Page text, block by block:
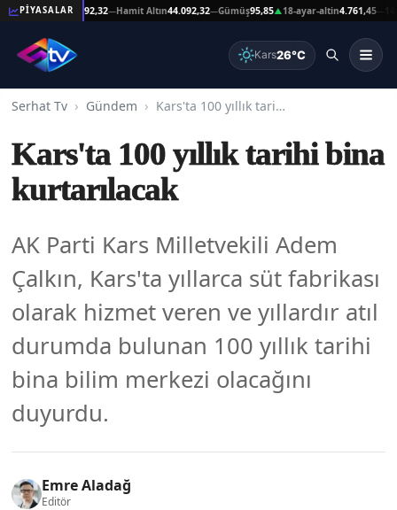
PİYASALAR
Altın44.092,32—Hamit Altın44.092,32—Gümüş95,85▲18-ayar-altin4.761,45—14-
Kars26°C
Serhat Tv Gündem Kars'ta 100 yıllık tarihi bina kurtarılacak
Kars'ta 100 yıllık tarihi bina
kurtarılacak
AK Parti Kars Milletvekili Adem
Çalkın, Kars'ta yıllarca süt fabrikası
olarak hizmet veren ve yıllardır atıl
durumda bulunan 100 yıllık tarihi
bina bilim merkezi olacağını
duyurdu.
Emre Aladağ
Editör